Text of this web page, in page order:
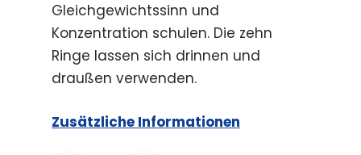
Gleichgewichtssinn und
Konzentration schulen. Die zehn
Ringe lassen sich drinnen und
draußen verwenden.
Zusätzliche Informationen